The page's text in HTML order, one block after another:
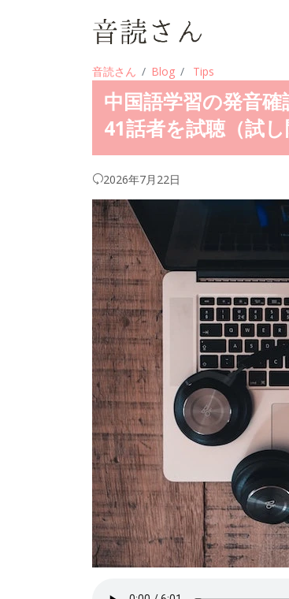
音読さん Blog Tips
中国語学習の発音
41話者を試聴（試
2026年7月22日